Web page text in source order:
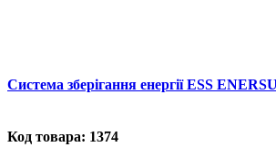
Система зберігання енергії ESS
Код товара: 1374